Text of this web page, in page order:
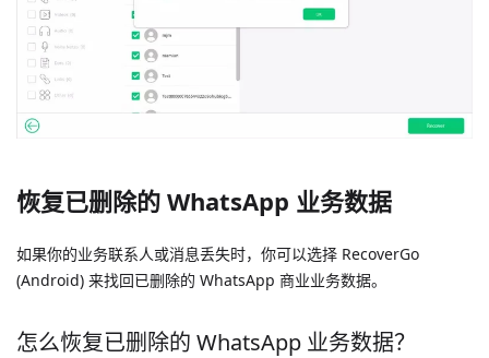
恢复已删除的 WhatsApp 业务数据
如果你的业务联系人或消息丢失时，你可以选择 RecoverGo
(Android) 来找回已删除的 WhatsApp 商业业务数据。
怎么恢复已删除的 WhatsApp 业务数据？